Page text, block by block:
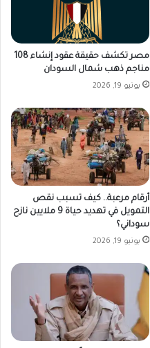
مصر تكشف حقيقة عقود إنشاء 108
مناجم ذهب شمال السودان
يونيو 19, 2026
أرقام مرعبة.. كيف تسبب نقص
التمويل في تهديد حياة 9 ملايين نازح
سوداني؟
يونيو 19, 2026